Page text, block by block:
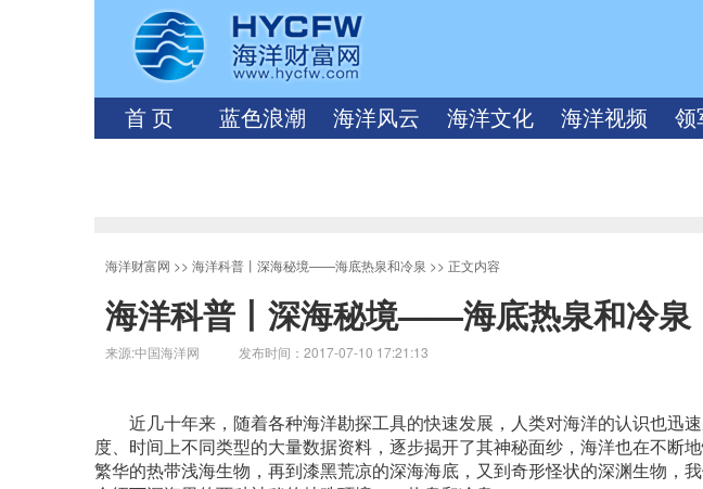
首 页 蓝色浪潮 海洋风云 海洋文化 海洋视频 领
海洋财富网 >> 海洋科普丨深海秘境——海底热泉和冷泉 >> 正文内容
海洋科普丨深海秘境——海底热泉和冷泉
来源:中国海洋网 发布时间：2017-07-10 17:21:13
近几十年来，随着各种海洋勘探工具的快速发展，人类对海洋的认识也迅速
度、时间上不同类型的大量数据资料，逐步揭开了其神秘面纱，海洋也在不断
繁华的热带浅海生物，再到漆黑荒凉的深海海底，又到奇形怪状的深渊生物，